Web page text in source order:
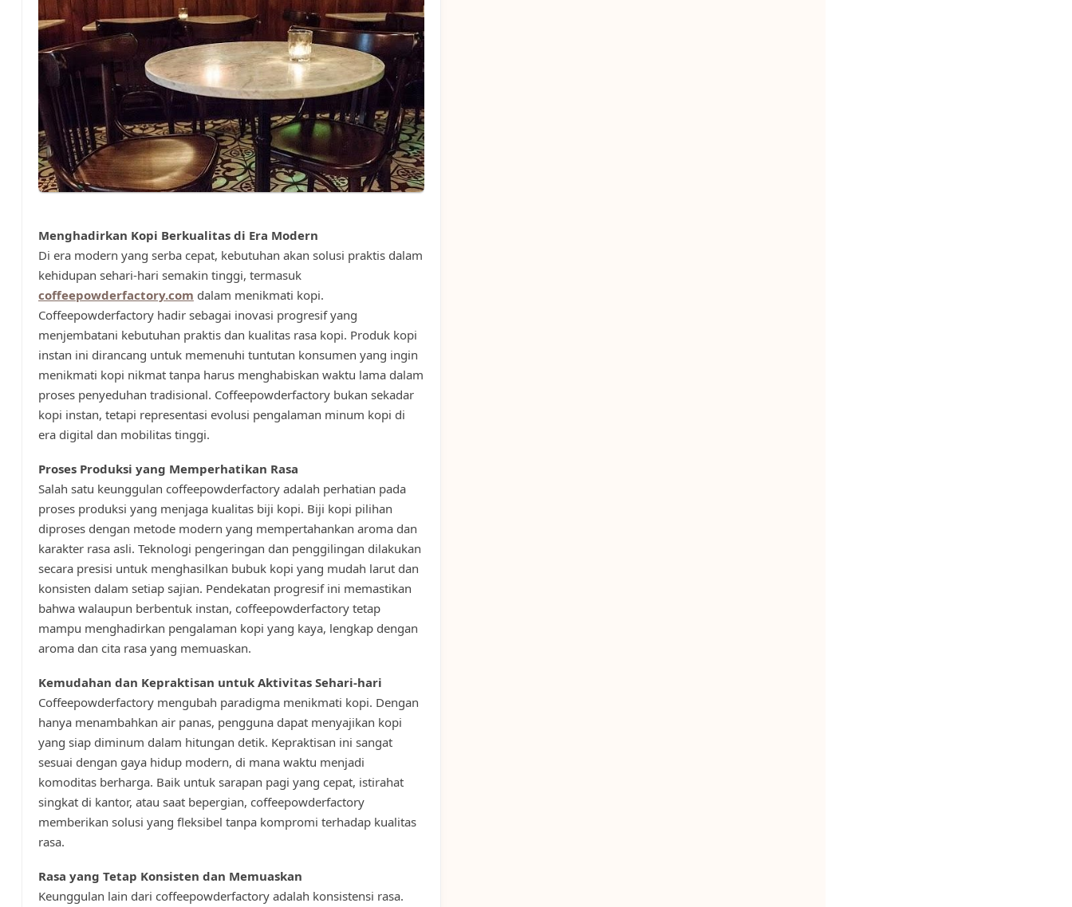
Menghadirkan Kopi Berkualitas di Era Modern
Di era modern yang serba cepat, kebutuhan akan solusi praktis dalam
kehidupan sehari-hari semakin tinggi, termasuk
coffeepowderfactory.com dalam menikmati kopi.
Coffeepowderfactory hadir sebagai inovasi progresif yang
menjembatani kebutuhan praktis dan kualitas rasa kopi. Produk kopi
instan ini dirancang untuk memenuhi tuntutan konsumen yang ingin
menikmati kopi nikmat tanpa harus menghabiskan waktu lama dalam
proses penyeduhan tradisional. Coffeepowderfactory bukan sekadar
kopi instan, tetapi representasi evolusi pengalaman minum kopi di
era digital dan mobilitas tinggi.
Proses Produksi yang Memperhatikan Rasa
Salah satu keunggulan coffeepowderfactory adalah perhatian pada
proses produksi yang menjaga kualitas biji kopi. Biji kopi pilihan
diproses dengan metode modern yang mempertahankan aroma dan
karakter rasa asli. Teknologi pengeringan dan penggilingan dilakukan
secara presisi untuk menghasilkan bubuk kopi yang mudah larut dan
konsisten dalam setiap sajian. Pendekatan progresif ini memastikan
bahwa walaupun berbentuk instan, coffeepowderfactory tetap
mampu menghadirkan pengalaman kopi yang kaya, lengkap dengan
aroma dan cita rasa yang memuaskan.
Kemudahan dan Kepraktisan untuk Aktivitas Sehari-hari
Coffeepowderfactory mengubah paradigma menikmati kopi. Dengan
hanya menambahkan air panas, pengguna dapat menyajikan kopi
yang siap diminum dalam hitungan detik. Kepraktisan ini sangat
sesuai dengan gaya hidup modern, di mana waktu menjadi
komoditas berharga. Baik untuk sarapan pagi yang cepat, istirahat
singkat di kantor, atau saat bepergian, coffeepowderfactory
memberikan solusi yang fleksibel tanpa kompromi terhadap kualitas
rasa.
Rasa yang Tetap Konsisten dan Memuaskan
Keunggulan lain dari coffeepowderfactory adalah konsistensi rasa.